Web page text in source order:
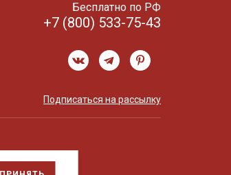
Бесплатно по РФ
+7 (800) 533-75-43
Подписаться на рассылку